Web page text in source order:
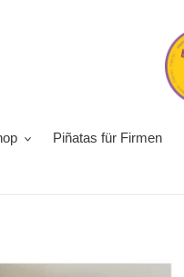
Piñatas für Firmen